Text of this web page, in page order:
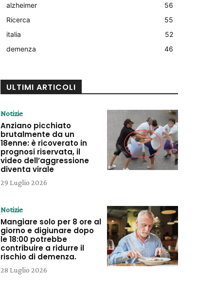
alzheimer
56
Ricerca
55
italia
52
demenza
46
ULTIMI ARTICOLI
Notizie
Anziano picchiato
brutalmente da un
18enne: è ricoverato in
prognosi riservata, il
video dell’aggressione
diventa virale
29 Luglio 2026
Notizie
Mangiare solo per 8 ore al
giorno e digiunare dopo
le 18:00 potrebbe
contribuire a ridurre il
rischio di demenza.
28 Luglio 2026